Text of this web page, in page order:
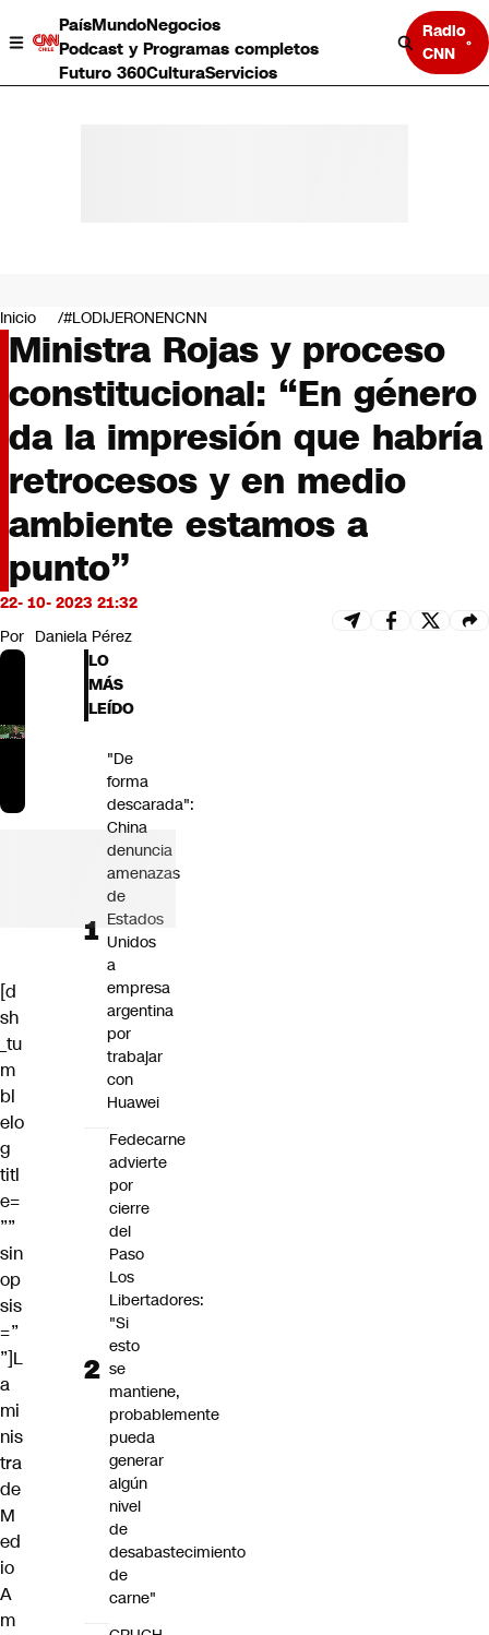
PaísMundoNegocios
Podcast y Programas completos
Futuro 360CulturaServicios
Radio
CNN
Negocios
Deportes
Programas completos
Cultura
Servicios
Bits
CNN tiempo
Futuro 360
Opinión
Inicio #LODIJERONENCNN
Ministra Rojas y proceso
constitucional: “En género
da la impresión que habría
retrocesos y en medio
ambiente estamos a
punto”
22- 10- 2023 21:32
Por Daniela Pérez
[d
sh
_tu
m
bl
elo
g
titl
e=
””
sin
op
sis
=”
”]L
a
mi
nis
tra
de
M
ed
io
A
m
LO
MÁS
LEÍDO
"De
forma
descarada":
China
denuncia
amenazas
de
Estados
Unidos
a
empresa
argentina
por
trabajar
con
Huawei
Fedecarne
advierte
por
cierre
del
Paso
Los
Libertadores:
"Si
esto
se
mantiene,
probablemente
pueda
generar
algún
nivel
de
desabastecimiento
de
carne"